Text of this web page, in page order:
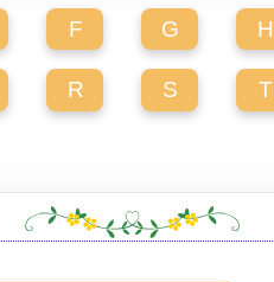
F G H
R S T